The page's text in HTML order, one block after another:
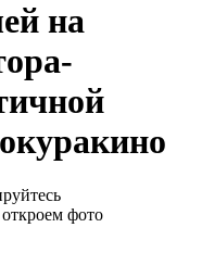
на
фото